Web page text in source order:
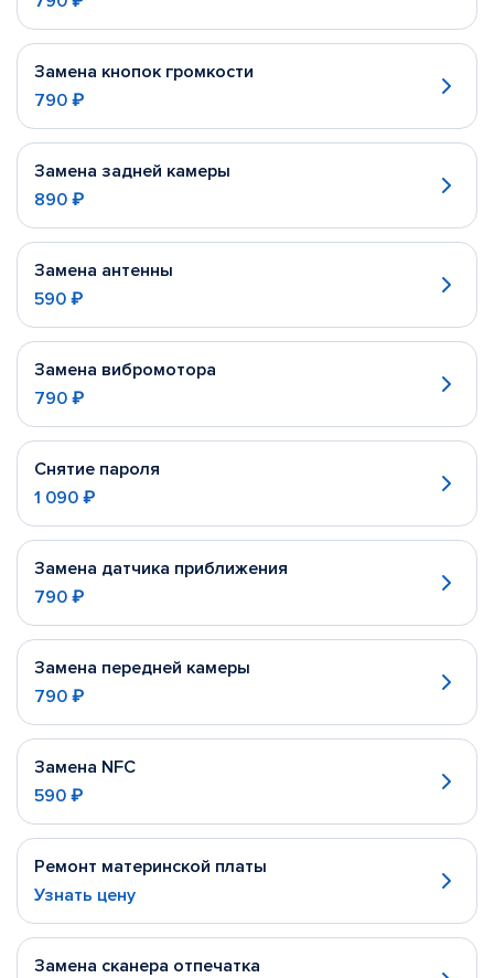
Замена кнопок громкости
790 ₽
Замена задней камеры
890 ₽
Замена антенны
590 ₽
Замена вибромотора
790 ₽
Снятие пароля
1 090 ₽
Замена датчика приближения
790 ₽
Замена передней камеры
790 ₽
Замена NFC
590 ₽
Ремонт материнской платы
Узнать цену
Замена сканера отпечатка